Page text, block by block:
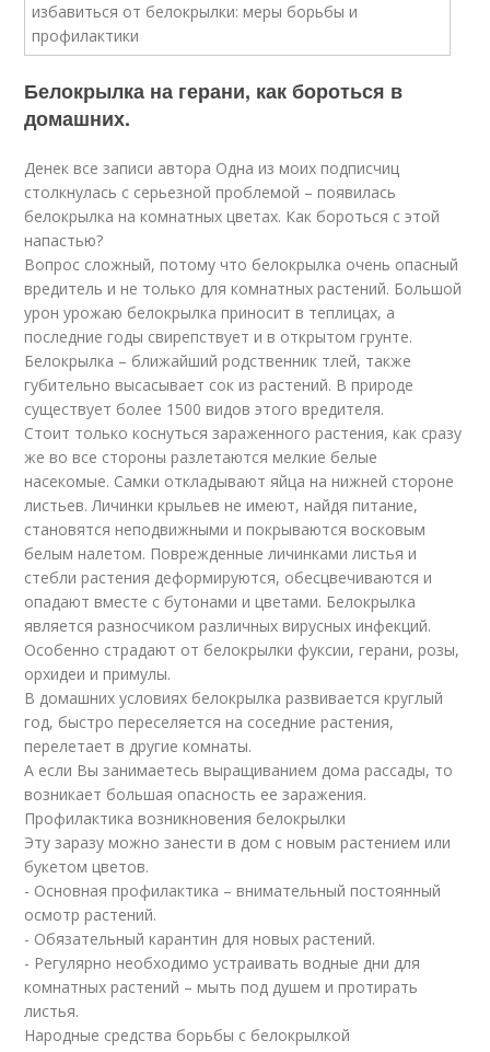
Белокрылка на герани, как бороться в
домашних.
Денек все записи автора Одна из моих подписчиц
столкнулась с серьезной проблемой – появилась
белокрылка на комнатных цветах. Как бороться с этой
напастью?
Вопрос сложный, потому что белокрылка очень опасный
вредитель и не только для комнатных растений. Большой
урон урожаю белокрылка приносит в теплицах, а
последние годы свирепствует и в открытом грунте.
Белокрылка – ближайший родственник тлей, также
губительно высасывает сок из растений. В природе
существует более 1500 видов этого вредителя.
Стоит только коснуться зараженного растения, как сразу
же во все стороны разлетаются мелкие белые
насекомые. Самки откладывают яйца на нижней стороне
листьев. Личинки крыльев не имеют, найдя питание,
становятся неподвижными и покрываются восковым
белым налетом. Поврежденные личинками листья и
стебли растения деформируются, обесцвечиваются и
опадают вместе с бутонами и цветами. Белокрылка
является разносчиком различных вирусных инфекций.
Особенно страдают от белокрылки фуксии, герани, розы,
орхидеи и примулы.
В домашних условиях белокрылка развивается круглый
год, быстро переселяется на соседние растения,
перелетает в другие комнаты.
А если Вы занимаетесь выращиванием дома рассады, то
возникает большая опасность ее заражения.
Профилактика возникновения белокрылки
Эту заразу можно занести в дом с новым растением или
букетом цветов.
- Основная профилактика – внимательный постоянный
осмотр растений.
- Обязательный карантин для новых растений.
- Регулярно необходимо устраивать водные дни для
комнатных растений – мыть под душем и протирать
листья.
Народные средства борьбы с белокрылкой